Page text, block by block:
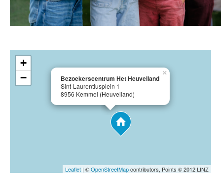
Bezoekerscentrum Het Heuvelland
Sint-Laurentiusplein 1
8956 Kemmel (Heuvelland)
×
+
−
Leaflet | ©OpenStreetMapcontributors, Points © 2012 LINZ